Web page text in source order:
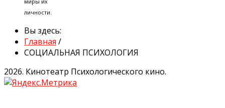
личности.
Вы здесь:
Главная /
СОЦИАЛЬНАЯ ПСИХОЛОГИЯ
2026. Кинотеатр Психологического кино.